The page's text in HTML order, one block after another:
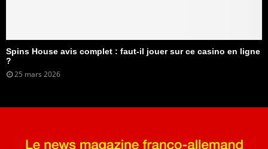
Spins House avis complet : faut-il jouer sur ce casino en ligne
?
25 mars 2026